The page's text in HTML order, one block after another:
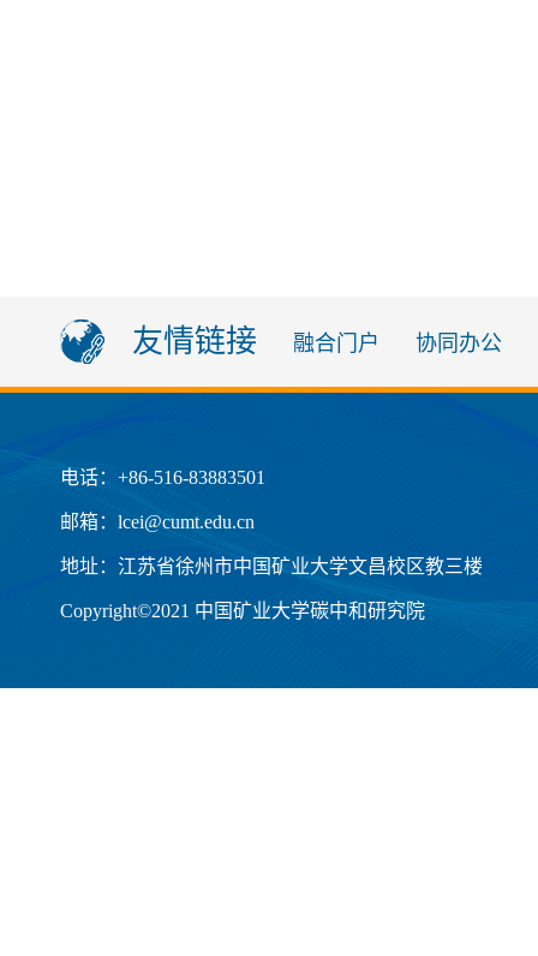
友情链接 融合门户 协同办公
电话：+86-516-83883501
邮箱：lcei@cumt.edu.cn
地址：江苏省徐州市中国矿业大学文昌校区教三楼
Copyright©2021 中国矿业大学碳中和研究院